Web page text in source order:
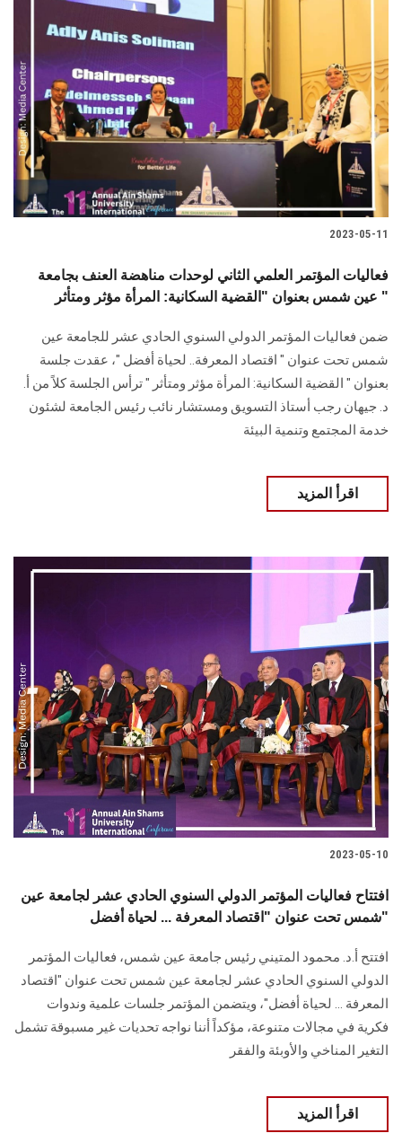
2023-05-11
فعاليات المؤتمر العلمي الثاني لوحدات مناهضة العنف بجامعة
عين شمس بعنوان "القضية السكانية: المرأة مؤثر ومتأثر "
ضمن فعاليات المؤتمر الدولي السنوي الحادي عشر للجامعة عين
شمس تحت عنوان " اقتصاد المعرفة.. لحياة أفضل "، عقدت جلسة
بعنوان " القضية السكانية: المرأة مؤثر ومتأثر " ترأس الجلسة كلاً من أ.
د. جيهان رجب أستاذ التسويق ومستشار نائب رئيس الجامعة لشئون
خدمة المجتمع وتنمية البيئة
اقرأ المزيد
2023-05-10
افتتاح فعاليات المؤتمر الدولي السنوي الحادي عشر لجامعة عين
شمس تحت عنوان "اقتصاد المعرفة ... لحياة أفضل"
افتتح أ.د. محمود المتيني رئيس جامعة عين شمس، فعاليات المؤتمر
الدولي السنوي الحادي عشر لجامعة عين شمس تحت عنوان "اقتصاد
المعرفة ... لحياة أفضل"، ويتضمن المؤتمر جلسات علمية وندوات
فكرية في مجالات متنوعة، مؤكداً أننا نواجه تحديات غير مسبوقة تشمل
التغير المناخي والأوبئة والفقر
اقرأ المزيد